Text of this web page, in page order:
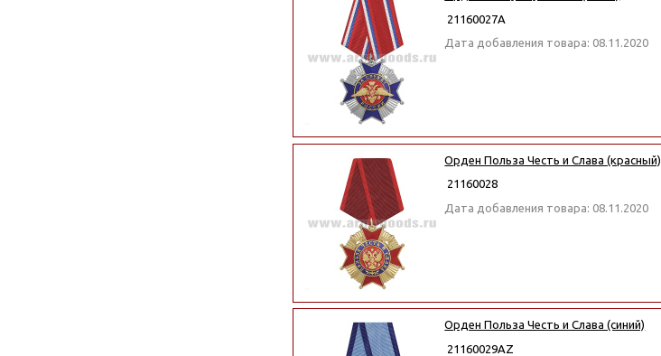
21160027А
Дата добавления товара: 08.11.2020
Орден Польза Честь и Слава (красный)
21160028
Дата добавления товара: 08.11.2020
Орден Польза Честь и Слава (синий)
21160029АZ